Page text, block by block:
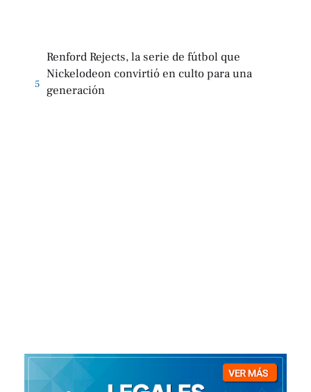
5
Renford Rejects, la serie de fútbol que
Nickelodeon convirtió en culto para una
generación